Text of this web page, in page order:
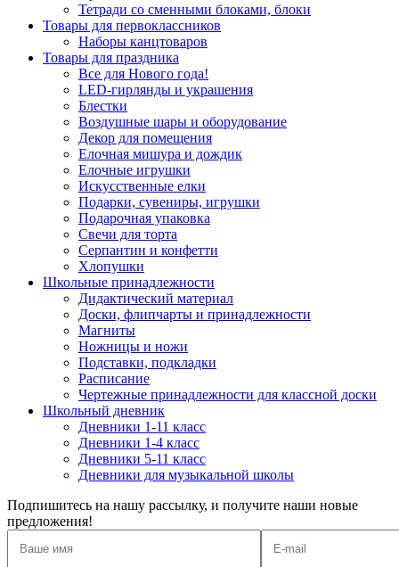
Тетради со сменными блоками, блоки
Товары для первоклассников
Наборы канцтоваров
Товары для праздника
Все для Нового года!
LED-гирлянды и украшения
Блестки
Воздушные шары и оборудование
Декор для помещения
Елочная мишура и дождик
Елочные игрушки
Искусственные елки
Подарки, сувениры, игрушки
Подарочная упаковка
Свечи для торта
Серпантин и конфетти
Хлопушки
Школьные принадлежности
Дидактический материал
Доски, флипчарты и принадлежности
Магниты
Ножницы и ножи
Подставки, подкладки
Расписание
Чертежные принадлежности для классной доски
Школьный дневник
Дневники 1-11 класс
Дневники 1-4 класс
Дневники 5-11 класс
Дневники для музыкальной школы
Подпишитесь на нашу рассылку, и получите наши новые
предложения!